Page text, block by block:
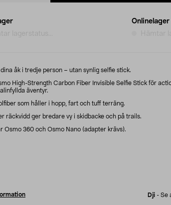
lagerstatus...
Onlinelager
Hämtar
dina åk i tredje person – utan synlig selfie stick.
High-Strength Carbon Fiber Invisible Selfie Stick för
äventyr.
som håller i hopp, fart och tuff terräng.
räckvidd ger bredare vy i skidbacke och på trails.
Osmo 360 och Osmo Nano (adapter krävs).
Dji - Se